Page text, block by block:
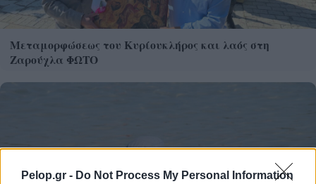
Pelop.gr - Do Not Process My Personal Information
Μεταμορφώσεως του Κυρίουκλήρος και λαός στη
Ζαρούχλα ΦΩΤΟ